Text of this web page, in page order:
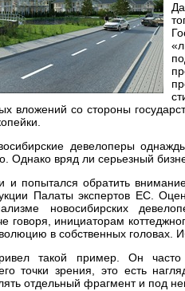
вложений со стороны
девелоперы
Однако вряд ли серьезный
попытался обратить
Палаты экспертов ЕС.
новосибирских
говоря, инициаторам
в собственных головах.
такой пример. Он часто
точки зрения, это есть
отдельный фрагмент и под